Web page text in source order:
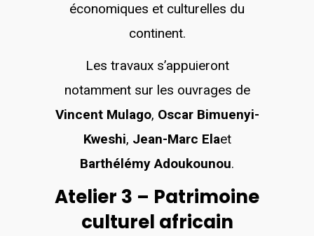
économiques et culturelles du
continent.
Les travaux s’appuieront
notamment sur les ouvrages de
Vincent Mulago, Oscar Bimuenyi-
Kweshi, Jean-Marc Elaet
Barthélémy Adoukounou.
Atelier 3 – Patrimoine
culturel africain